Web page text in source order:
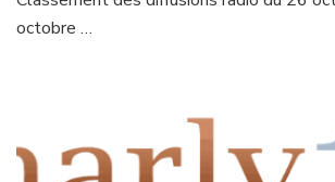
octobre …